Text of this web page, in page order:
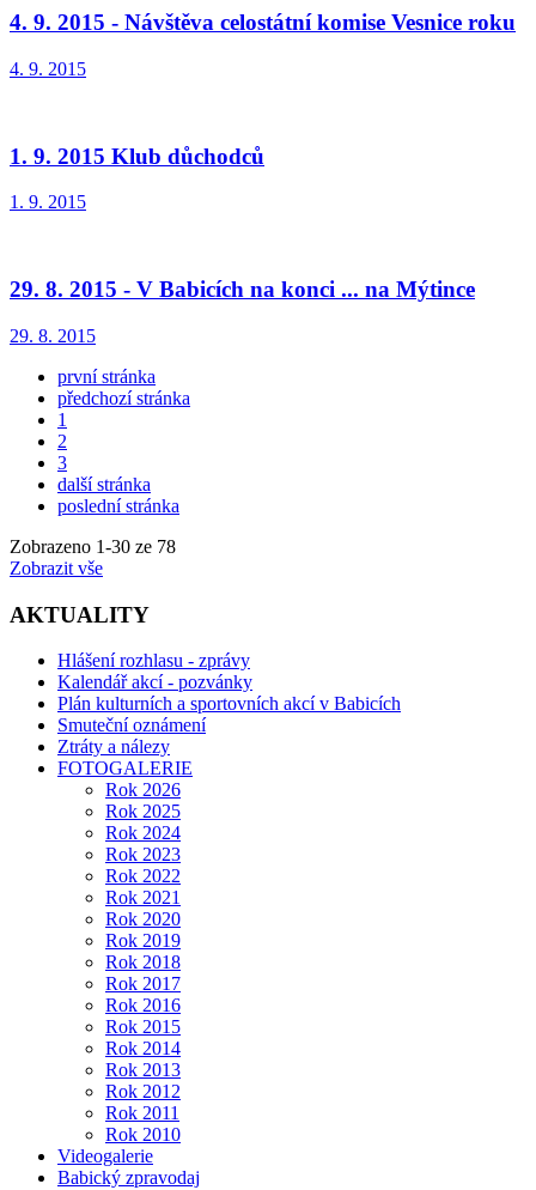
4. 9. 2015 - Návštěva celostátní komise Vesnice roku
4. 9. 2015
1. 9. 2015 Klub důchodců
1. 9. 2015
29. 8. 2015 - V Babicích na konci ... na Mýtince
29. 8. 2015
první stránka
předchozí stránka
1
2
3
další stránka
poslední stránka
Zobrazeno 1-30 ze 78
Zobrazit vše
AKTUALITY
Hlášení rozhlasu - zprávy
Kalendář akcí - pozvánky
Plán kulturních a sportovních akcí v Babicích
Smuteční oznámení
Ztráty a nálezy
FOTOGALERIE
Rok 2026
Rok 2025
Rok 2024
Rok 2023
Rok 2022
Rok 2021
Rok 2020
Rok 2019
Rok 2018
Rok 2017
Rok 2016
Rok 2015
Rok 2014
Rok 2013
Rok 2012
Rok 2011
Rok 2010
Videogalerie
Babický zpravodaj